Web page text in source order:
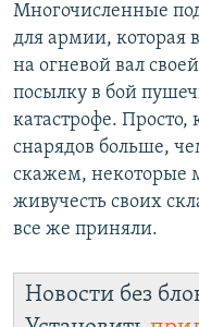
Многочисленные
для армии, которая
на огневой вал
посылку в бой
катастрофе.
снарядов больше,
скажем, некоторые
живучесть своих
все же приняли.
Новости без